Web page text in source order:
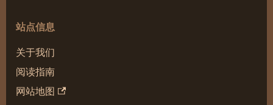
站点信息
关于我们
阅读指南
网站地图